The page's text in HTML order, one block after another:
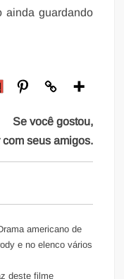
ainda guardando
Se você gostou,
seus amigos.
americano de
e no elenco vários
deste filme